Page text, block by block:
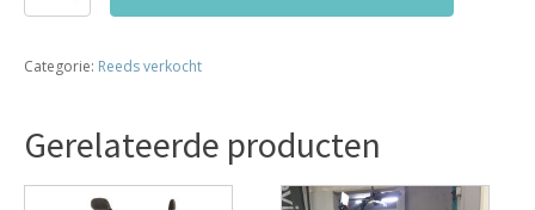
11897km
Categorie: Reeds verkocht
Gerelateerde producten